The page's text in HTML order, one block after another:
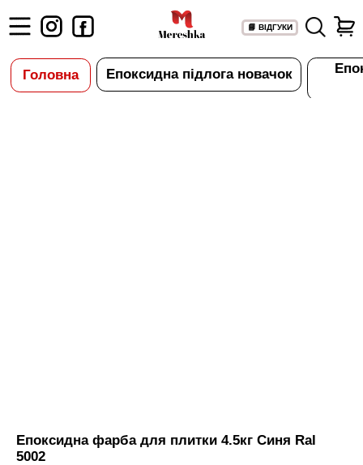
📘 ВІДГУКИ
Granitte
Епоксидна фарба для плитки 4.5кг Синя Ral
5002